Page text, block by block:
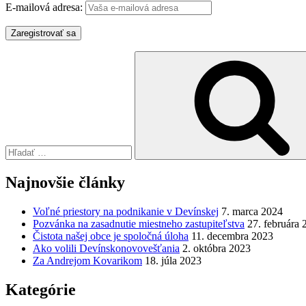
E-mailová adresa:
Najnovšie články
Voľné priestory na podnikanie v Devínskej 7. marca 2024
Pozvánka na zasadnutie miestneho zastupiteľstva 27. februára
Čistota našej obce je spoločná úloha 11. decembra 2023
Ako volili Devínskonovovešťania 2. októbra 2023
Za Andrejom Kovarikom 18. júla 2023
Kategórie